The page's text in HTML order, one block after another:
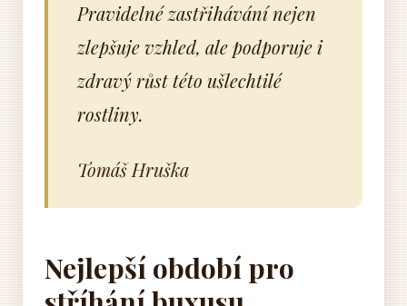
Pravidelné zastřihávání nejen
zlepšuje vzhled, ale podporuje i
zdravý růst této ušlechtilé
rostliny.
Tomáš Hruška
Nejlepší období pro